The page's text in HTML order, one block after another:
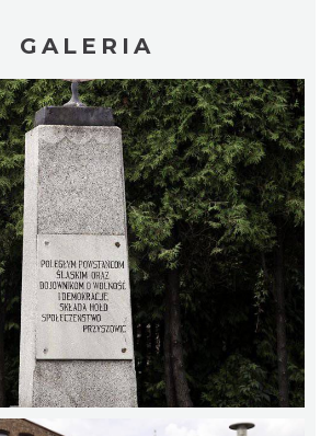
GALERIA